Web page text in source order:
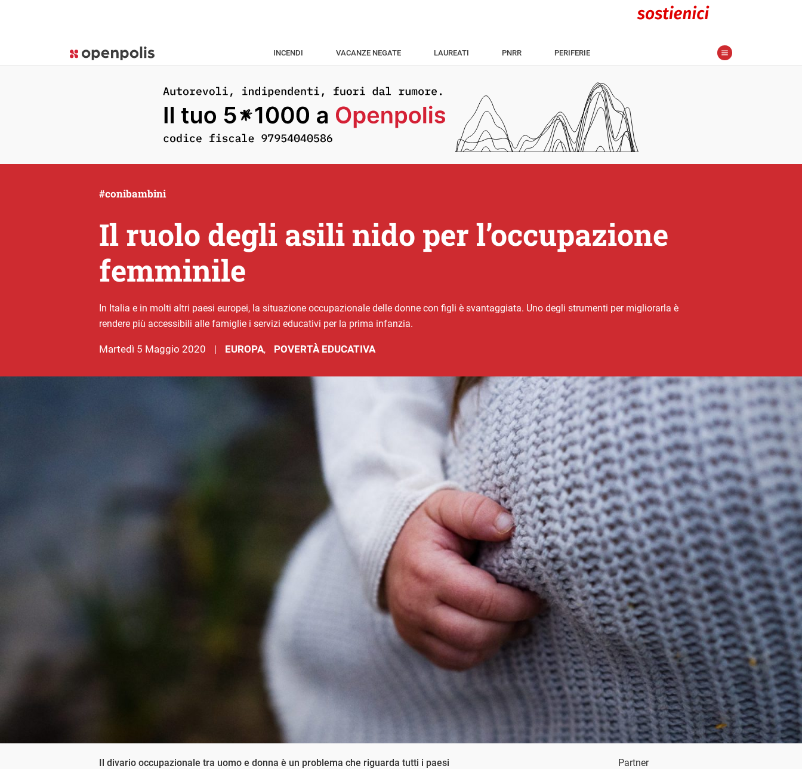
INCENDI VACANZE NEGATE LAUREATI PNRR PERIFERIE
Il ruolo degli asili nido per l’occupazione
femminile
#conibambini
In Italia e in molti altri paesi europei, la situazione occupazionale delle donne con figli è svantaggiata. Uno degli strumenti per migliorarla è
rendere più accessibili alle famiglie i servizi educativi per la prima infanzia.
martedì 5 Maggio 2020 | EUROPA, POVERTÀ EDUCATIVA
Partner
Il divario occupazionale tra uomo e donna è un problema che riguarda tutti i paesi